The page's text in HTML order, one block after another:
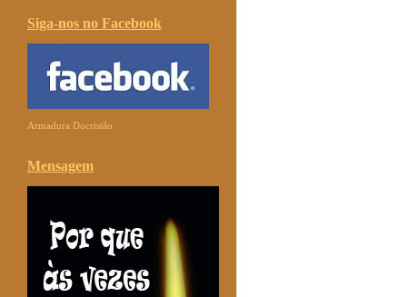
Siga-nos no Facebook
Armadura Docristão
Mensagem